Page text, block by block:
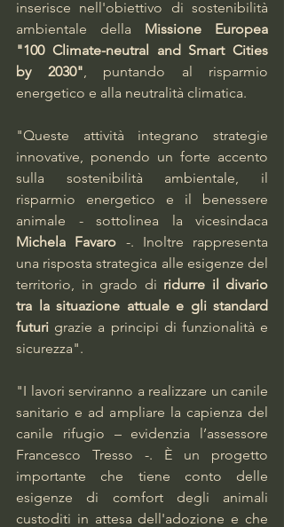
inserisce nell'obiettivo di sostenibilità
ambientale della Missione Europea
"100 Climate-neutral and Smart Cities
by 2030" , puntando al risparmio
energetico e alla neutralità climatica.
"Queste attività integrano strategie
innovative, ponendo un forte accento
sulla sostenibilità ambientale, il
risparmio energetico e il benessere
Michela Favaro -. Inoltre rappresenta
una risposta strategica alle esigenze del
territorio, in grado di ridurre il divario
tra la situazione attuale e gli standard
futuri grazie a principi di funzionalità e
sicurezza".
"I lavori serviranno a realizzare un canile
sanitario e ad ampliare la capienza del
canile rifugio – evidenzia l’assessore
Francesco Tresso -. È un progetto
importante che tiene conto delle
esigenze di comfort degli animali
custoditi in attesa dell'adozione e che